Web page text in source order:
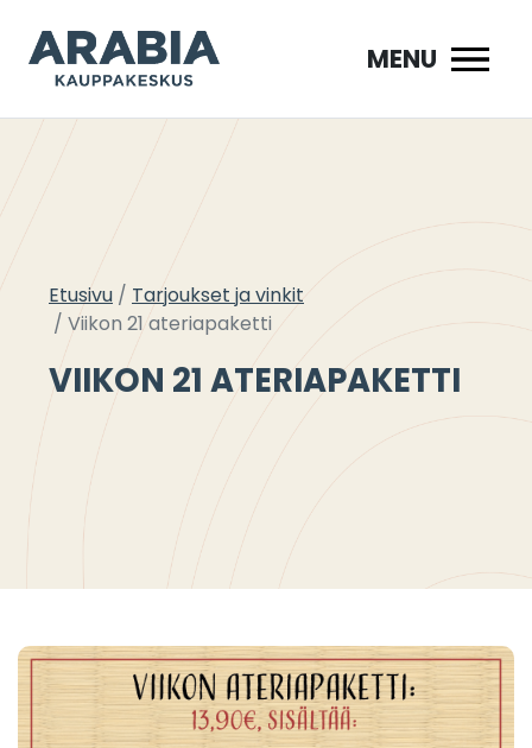
sisältöön
MENU
Etusivu
Tarjoukset ja vinkit
Viikon 21 ateriapaketti
VIIKON 21 ATERIAPAKETTI